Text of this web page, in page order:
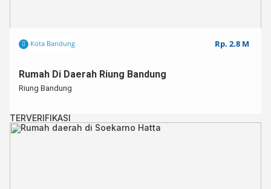
Kota Bandung Rp. 2.8 M
Rumah Di Daerah Riung Bandung
Riung Bandung
TERVERIFIKASI